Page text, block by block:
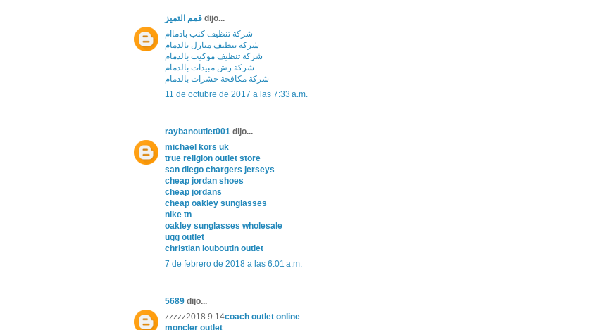
قمم التميز dijo...
شركة تنظيف كنب بادماام
شركة تنظيف منازل بالدمام
شركة تنظيف موكيت بالدمام
شركة رش مبيدات بالدمام
شركة مكافحة حشرات بالدمام
11 de octubre de 2017 a las 7:33 a.m.
raybanoutlet001 dijo...
michael kors uk
true religion outlet store
san diego chargers jerseys
cheap jordan shoes
cheap jordans
cheap oakley sunglasses
nike tn
oakley sunglasses wholesale
ugg outlet
christian louboutin outlet
7 de febrero de 2018 a las 6:01 a.m.
5689 dijo...
zzzzz2018.9.14coach outlet online